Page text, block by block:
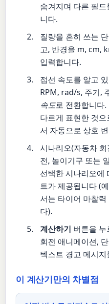
숨겨지며 다른 필
니다.
질량을 흔히 쓰는
고, 반경을 m, cm,
입력합니다.
접선 속도를 알고
RPM, rad/s, 주기,
속도로 전환합니다
다르게 표현한 것
서 자동으로 상호
시나리오(자동차
전, 놀이기구 또는
선택한 시나리오에
트가 제공됩니다 (
서는 타이어 마찰
다).
계산하기 버튼을
회전 애니메이션,
텍스트 경고 메시
이 계산기만의 차별점